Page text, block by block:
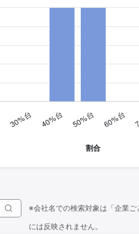
※会社名での検索対象は「企業
には反映されません。